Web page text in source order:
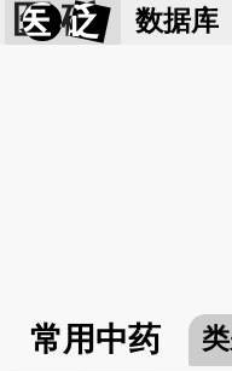
医 砭 数据库
常用中药